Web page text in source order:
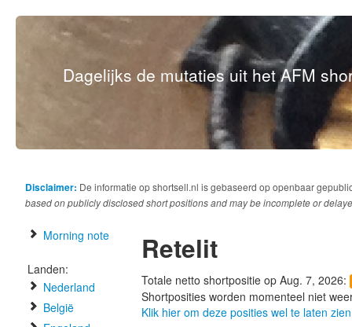
Dagelijks de mutaties uit het AFM
Disclaimer: De informatie op shortsell.nl is gebaseerd op openbaar
based on publicly disclosed short positions and may be incomplete or
Morning note
Landen:
Nederland
België
Retelit
Totale netto shortpositie op Aug. 7, 2026:
Shortposities worden momenteel niet
Klik hier om deze posities wel te laten zien